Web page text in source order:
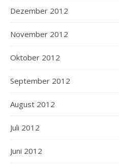
Dezember 2012
November 2012
Oktober 2012
September 2012
August 2012
Juli 2012
Juni 2012